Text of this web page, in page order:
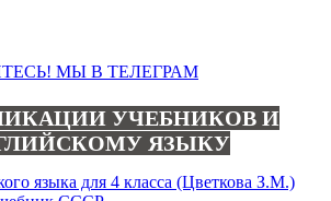
УЧЕБНИКОВ И
ЯЗЫКУ